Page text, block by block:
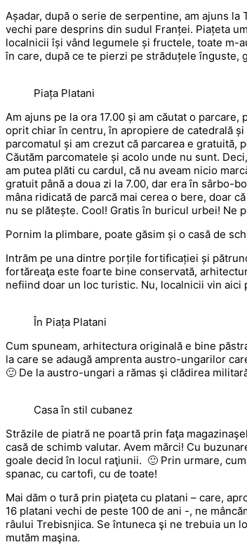
Așadar, după o serie de serpentine, am ajuns
vechi pare desprins din sudul Franței. Piațeta
localnicii își vând legumele și fructele, toate m-
în care, după ce te pierzi pe străduțele înguste,
Piața Platani
Am ajuns pe la ora 17.00 și am căutat o
oprit chiar în centru, în apropiere de catedrală
parcomatul și am crezut că parcarea e gratuită,
Căutăm parcomatele și acolo unde nu sunt.
am putea plăti cu cardul, că nu aveam nicio
gratuit până a doua zi la 7.00, dar era în sârbo-
mâna ridicată de parcă mai cerea o bere, doar
nu se plătește. Cool! Gratis în buricul urbei! Ne
Pornim la plimbare, poate găsim și o casă de
Intrăm pe una dintre porțile fortificației și
fortăreaţa este foarte bine conservată,
nefiind doar un loc turistic. Nu, localnicii vin
În Piața Platani
Cum spuneam, arhitectura originală e bine
la care se adaugă amprenta austro-ungarilor
🙂 De la austro-ungari a rămas şi clădirea
Casa în stil cubanez
Străzile de piatră ne poartă prin faţa
casă de schimb valutar. Avem mărci! Cu
goale decid în locul raţiunii. 🙂 Prin urmare,
spanac, cu cartofi, cu de toate!
Mai dăm o tură prin piaţeta cu platani – care,
16 platani vechi de peste 100 de ani -, ne
râului Trebisnjica. Se întuneca şi ne trebuia un
mutăm maşina.